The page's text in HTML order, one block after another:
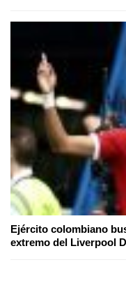
Ejército colombiano
extremo del Liverpool